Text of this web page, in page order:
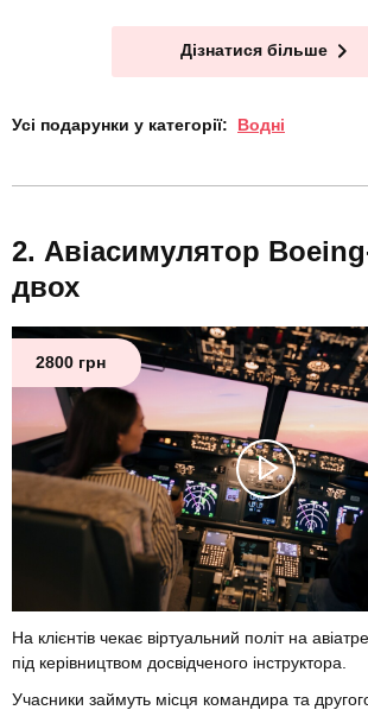
Дізнатися більше
Усі подарунки у категорії: Водні
Авіасимулятор
двох
2800 грн
На клієнтів чекає віртуальний політ на
під керівництвом досвідченого інструктора.
Учасники займуть місця командира та